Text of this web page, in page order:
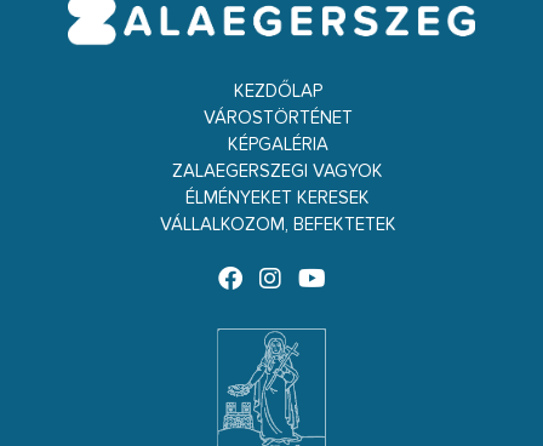
KEZDŐLAP
VÁROSTÖRTÉNET
KÉPGALÉRIA
ZALAEGERSZEGI VAGYOK
ÉLMÉNYEKET KERESEK
VÁLLALKOZOM, BEFEKTETEK